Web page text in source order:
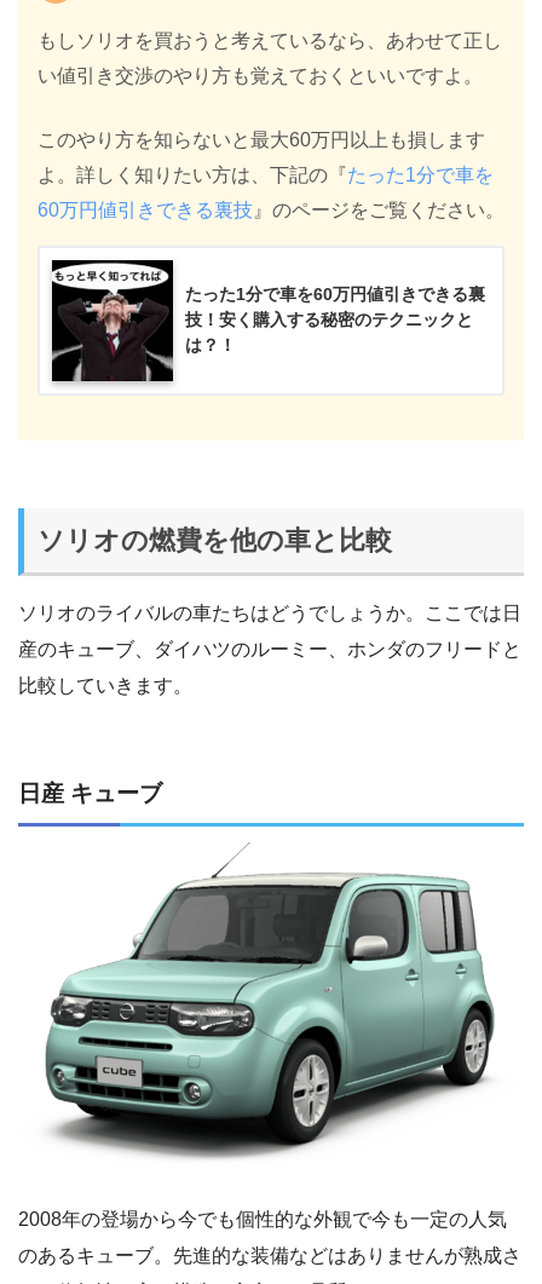
もしソリオを買おうと考えているなら、あわせて正し
い値引き交渉のやり方も覚えておくといいですよ。
このやり方を知らないと最大60万円以上も損します
よ。詳しく知りたい方は、下記の『たった1分で車を
60万円値引きできる裏技 』のページをご覧ください。
たった1分で車を60万円値引きできる裏
技！安く購入する秘密のテクニックと
は？！
ソリオの燃費を他の車と比較
ソリオのライバルの車たちはどうでしょうか。ここでは日
産のキューブ、ダイハツのルーミー、ホンダのフリードと
比較していきます。
日産 キューブ
2008年の登場から今でも個性的な外観で今も一定の人気
のあるキューブ。先進的な装備などはありませんが熟成さ